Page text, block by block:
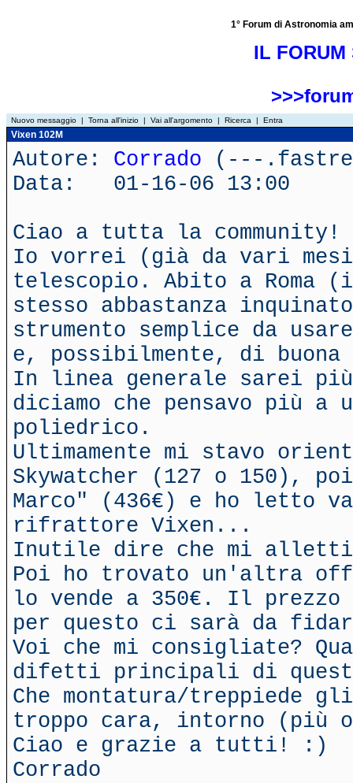
1° Forum di Astronomia
IL FORUM
Nuovo messaggio | Torna all'inizio | Vai all'argomento | Ricerca | Entra
Vixen 102M
Autore: Corrado (---
Data: 01-16-06 13:00
Ciao a tutta la
Io vorrei (già da vari
telescopio. Abito a
stesso abbastanza
strumento semplice da
e, possibilmente, di
In linea generale sarei
diciamo che pensavo più
poliedrico.
Ultimamente mi stavo
Skywatcher (127 o 150),
Marco" (436€) e ho letto
rifrattore Vixen...
Inutile dire che mi alletti
Poi ho trovato un'altra
lo vende a 350€. Il
per questo ci sarà da
Voi che mi consigliate?
difetti principali di questo
Che montatura/treppiede
troppo cara, intorno (più o
Ciao e grazie a tutti! :)
Corrado